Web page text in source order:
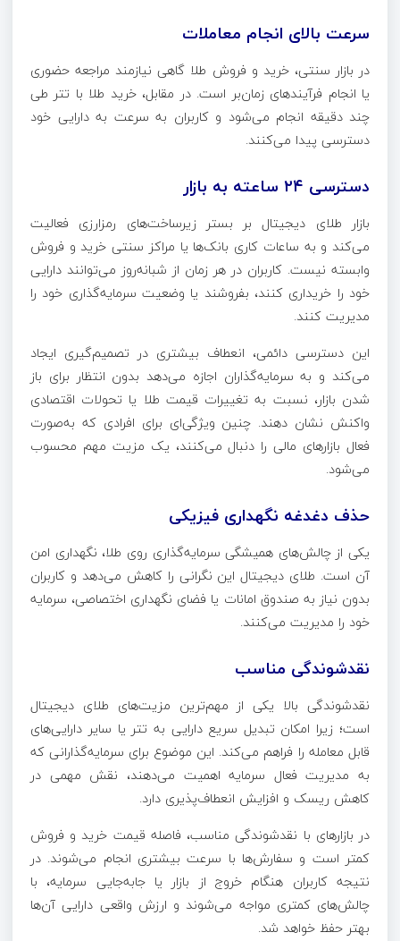
سرعت بالای انجام معاملات
در بازار سنتی، خرید و فروش طلا گاهی نیازمند مراجعه حضوری
یا انجام فرآیندهای زمان‌بر است. در مقابل، خرید طلا با تتر طی
چند دقیقه انجام می‌شود و کاربران به سرعت به دارایی خود
دسترسی پیدا می‌کنند.
دسترسی ۲۴ ساعته به بازار
بازار طلای دیجیتال بر بستر زیرساخت‌های رمزارزی فعالیت
می‌کند و به ساعات کاری بانک‌ها یا مراکز سنتی خرید و فروش
وابسته نیست. کاربران در هر زمان از شبانه‌روز می‌توانند دارایی
خود را خریداری کنند، بفروشند یا وضعیت سرمایه‌گذاری خود را
مدیریت کنند.
این دسترسی دائمی، انعطاف بیشتری در تصمیم‌گیری ایجاد
می‌کند و به سرمایه‌گذاران اجازه می‌دهد بدون انتظار برای باز
شدن بازار، نسبت به تغییرات قیمت طلا یا تحولات اقتصادی
واکنش نشان دهند. چنین ویژگی‌ای برای افرادی که به‌صورت
فعال بازارهای مالی را دنبال می‌کنند، یک مزیت مهم محسوب
می‌شود.
حذف دغدغه نگهداری فیزیکی
یکی از چالش‌های همیشگی سرمایه‌گذاری روی طلا، نگهداری امن
آن است. طلای دیجیتال این نگرانی را کاهش می‌دهد و کاربران
بدون نیاز به صندوق امانات یا فضای نگهداری اختصاصی، سرمایه
خود را مدیریت می‌کنند.
نقدشوندگی مناسب
نقدشوندگی بالا یکی از مهم‌ترین مزیت‌های طلای دیجیتال
است؛ زیرا امکان تبدیل سریع دارایی به تتر یا سایر دارایی‌های
قابل معامله را فراهم می‌کند. این موضوع برای سرمایه‌گذارانی که
به مدیریت فعال سرمایه اهمیت می‌دهند، نقش مهمی در
کاهش ریسک و افزایش انعطاف‌پذیری دارد.
در بازارهای با نقدشوندگی مناسب، فاصله قیمت خرید و فروش
کمتر است و سفارش‌ها با سرعت بیشتری انجام می‌شوند. در
نتیجه کاربران هنگام خروج از بازار یا جابه‌جایی سرمایه، با
چالش‌های کمتری مواجه می‌شوند و ارزش واقعی دارایی آن‌ها
بهتر حفظ خواهد شد.